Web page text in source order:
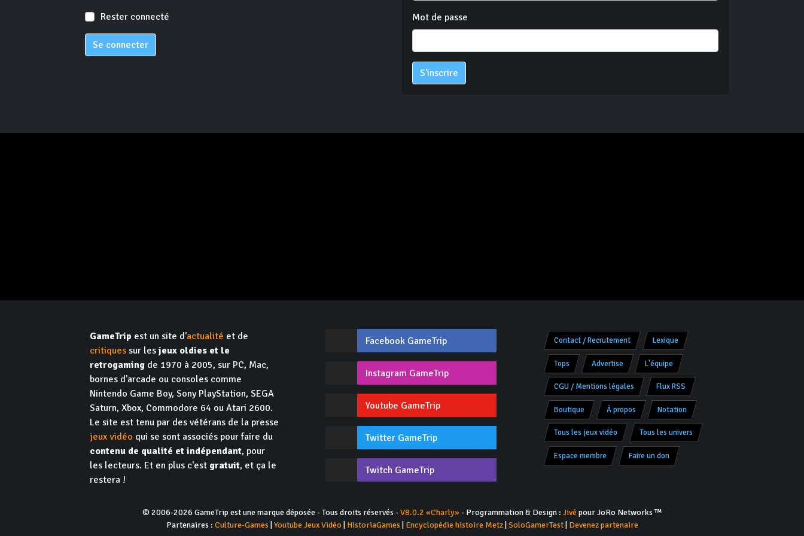
Rester connecté
Se connecter
Mot de passe
S'inscrire
GameTrip est un site d'actualité et de
critiques sur lesjeux oldies et le
retrogaming de 1970 à 2005, sur PC, Mac,
bornes d'arcade ou consoles comme
Nintendo Game Boy, Sony PlayStation, SEGA
Saturn, Xbox, Commodore 64 ou Atari 2600.
Le site est tenu par des vétérans de la presse
jeux vidéo qui se sont associés pour faire du
contenu de qualité et indépendant, pour
les lecteurs. Et en plus c'est gratuit, et ça le
restera !
Facebook GameTrip
Instagram GameTrip
Youtube GameTrip
Twitter GameTrip
Twitch GameTrip
Contact / Recrutement Lexique
Tops Advertise L'équipe
CGU / Mentions légales Flux RSS
Boutique À propos Notation
Tous les jeux vidéo Tous les univers
Espace membre Faire un don
© 2006-2026 GameTrip est une marque déposée - Tous droits réservés -V8.0.2 «Charly»- Programmation & Design : Jivépour JoRo Networks ™
Partenaires : Culture-Games Youtube Jeux Vidéo| HistoriaGames Encyclopédie histoire Metz| SoloGamerTest| Devenez partenaire